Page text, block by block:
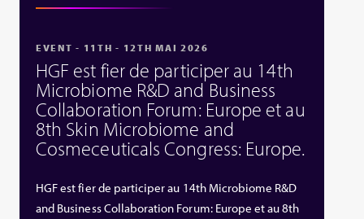
EVENT - 11TH - 12TH MAI 2026
HGF est fier de participer au 14th
Microbiome R&D and Business
Collaboration Forum: Europe et au
8th Skin Microbiome and
Cosmeceuticals Congress: Europe.
HGF est fier de participer au 14th Microbiome R&D
and Business Collaboration Forum: Europe et au 8th